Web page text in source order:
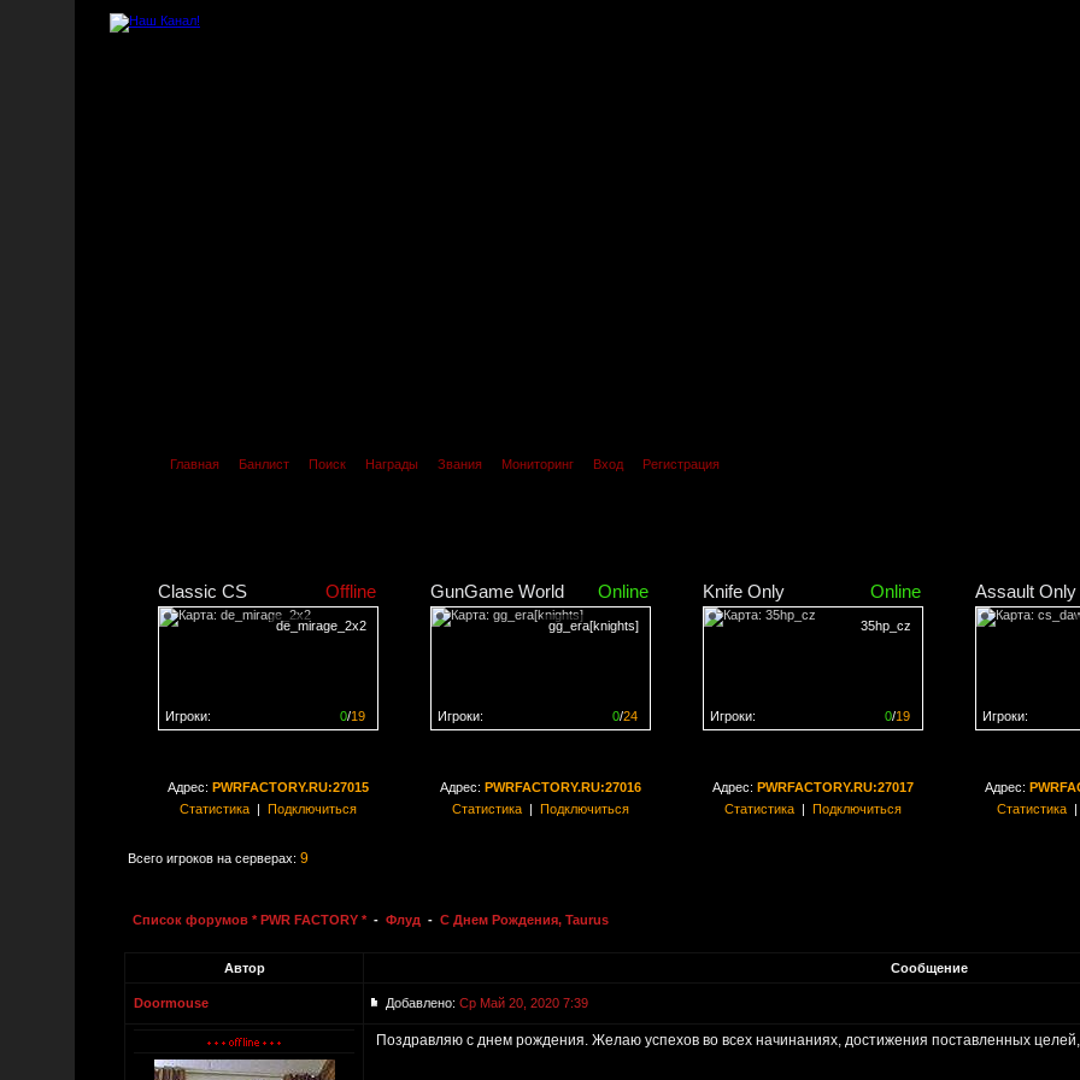
Главная Банлист Поиск Награды Звания Мониторинг Вход Регистрация
Classic CS Offline
de_mirage_2x2
0/19
Игроки:
GunGame World Online
gg_era[knights]
0/24
Игроки:
Knife Only Online
35hp_cz
0/19
Игроки:
Assault Only
Игроки:
Адрес: PWRFACTORY.RU:27015
Статистика| Подключиться
Адрес: PWRFACTORY.RU:27016
Статистика| Подключиться
Адрес: PWRFACTORY.RU:27017
Статистика| Подключиться
Адрес:
Статистика
Всего игроков на серверах: 9
Список форумов * PWR FACTORY * - Флуд - С Днем Рождения, Taurus
Автор Сообщение
Doormouse Добавлено: Ср Май 20, 2020 7:39
Поздравляю с днем рождения. Желаю успехов во всех начинаниях, достижения поставленных